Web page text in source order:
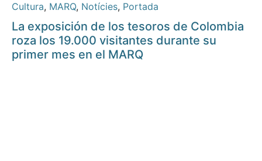
Cultura, MARQ, Notícies, Portada
La exposición de los tesoros de Colombia
roza los 19.000 visitantes durante su
primer mes en el MARQ